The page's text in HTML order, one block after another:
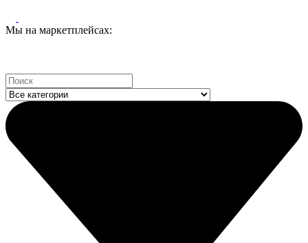
Мы на маркетплейсах:
Search
...